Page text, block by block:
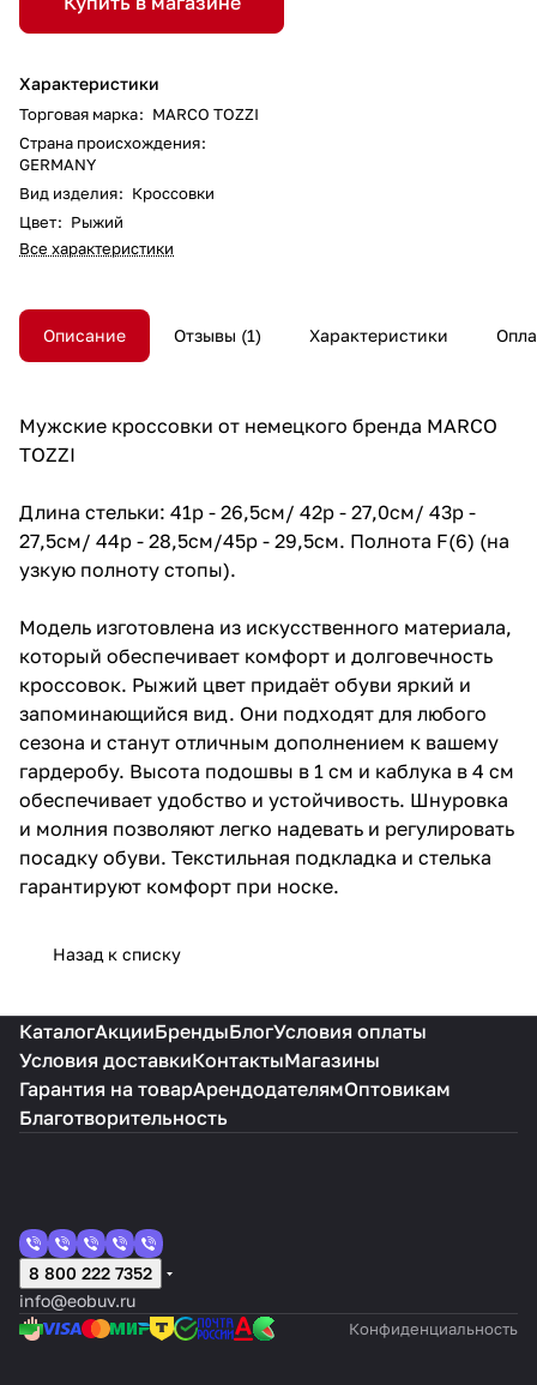
Характеристики
Торговая марка: MARCO TOZZI
Страна происхождения:
GERMANY
Вид изделия: Кроссовки
Цвет: Рыжий
Все характеристики
Описание Отзывы 1 Характеристики
Мужские кроссовки от немецкого бренда MARCO
TOZZI
Длина стельки: 41р - 26,5см/ 42р - 27,0см/ 43р -
27,5см/ 44р - 28,5см/45р - 29,5см. Полнота F(6) (на
узкую полноту стопы).
Модель изготовлена из искусственного материала,
который обеспечивает комфорт и долговечность
кроссовок. Рыжий цвет придаёт обуви яркий и
запоминающийся вид. Они подходят для любого
сезона и станут отличным дополнением к вашему
гардеробу. Высота подошвы в 1 см и каблука в 4 см
обеспечивает удобство и устойчивость. Шнуровка
и молния позволяют легко надевать и регулировать
посадку обуви. Текстильная подкладка и стелька
гарантируют комфорт при носке.
Назад к списку
КаталогАкцииБрендыБлогУсловия оплаты
Условия доставкиКонтактыМагазины
Гарантия на товарАрендодателямОптовикам
Благотворительность
8 800 222 7352
info@eobuv.ru
Конфиденциальность